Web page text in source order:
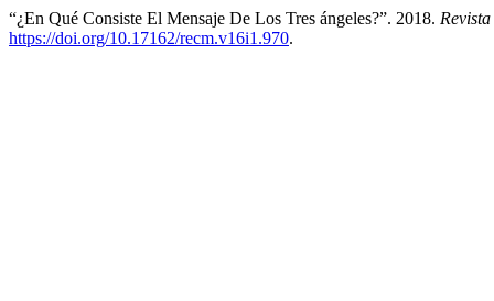
“¿En Qué Consiste El Mensaje De Los Tres ángeles?”. 2018.
https://doi.org/10.17162/recm.v16i1.970.